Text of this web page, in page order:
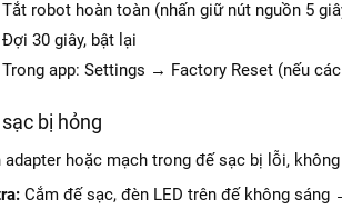
Tắt robot hoàn toàn (nhấn giữ nút nguồn 5
Đợi 30 giây, bật lại
Trong app: Settings → Factory Reset (nếu
bị hỏng
adapter hoặc mạch trong đế sạc bị lỗi,
Cắm đế sạc, đèn LED trên đế không